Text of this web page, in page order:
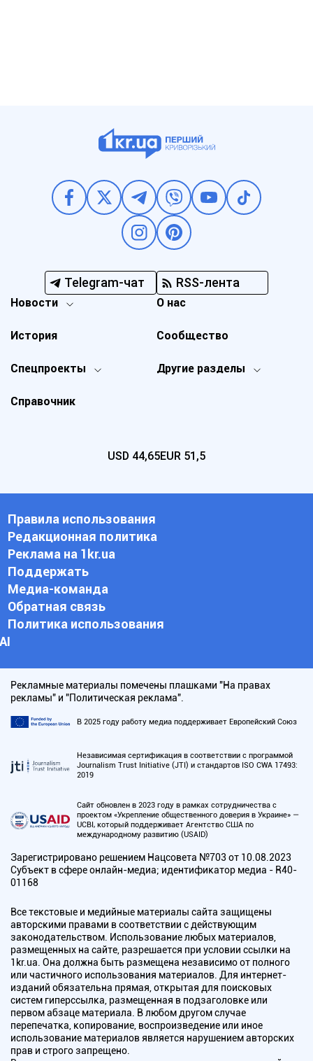
Telegram-чат RSS-лента
Новости
Спецпроекты Другие разделы
История
О нас
Справочник
Сообщество
USD 44,65EUR 51,5
Правила использования
Редакционная политика
Реклама на 1kr.ua
Поддержать
Медиа-команда
Обратная связь
Политика использования
АI
Рекламные материалы помечены плашками "На правах
рекламы" и "Политическая реклама".
В 2025 году работу медиа поддерживает Европейский Союз
Независимая сертификация в соответствии с программой
Journalism Trust Initiative (JTI) и стандартов ISO CWA 17493:
2019
Сайт обновлен в 2023 году в рамках сотрудничества с
проектом «Укрепление общественного доверия в Украине» —
UCBI, который поддерживает Агентство США по
международному развитию (USAID)
Зарегистрировано решением Нацсовета №703 от 10.08.2023
Субъект в сфере онлайн-медиа; идентификатор медиа - R40-
01168
Все текстовые и медийные материалы сайта защищены
авторскими правами в соответствии с действующим
законодательством. Использование любых материалов,
размещенных на сайте, разрешается при условии ссылки на
1kr.ua. Она должна быть размещена независимо от полного
или частичного использования материалов. Для интернет-
изданий обязательна прямая, открытая для поисковых
систем гиперссылка, размещенная в подзаголовке или
первом абзаце материала. В любом другом случае
перепечатка, копирование, воспроизведение или иное
использование материалов является нарушением авторских
прав и строго запрещено.